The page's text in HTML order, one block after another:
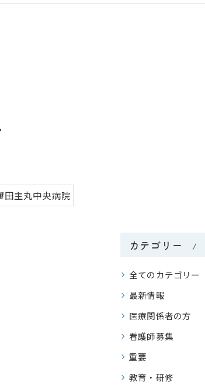
#田主丸中央病院
カテゴリー
全てのカテゴリー
最新情報
医療関係者の方
看護師募集
重要
教育・研修